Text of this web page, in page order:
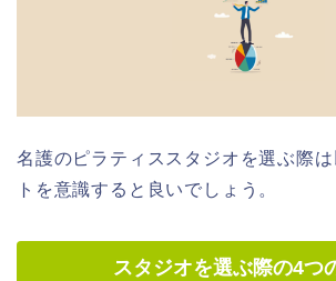
名護のピラティススタジオを選ぶ際
トを意識すると良いでしょう。
スタジオを選ぶ際の4つ